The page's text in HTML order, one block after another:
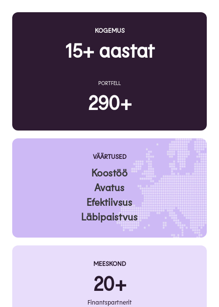
KOGEMUS
15+ aastat
PORTFELL
290+
VÄÄRTUSED
Koostöö
Avatus
Efektiivsus
Läbipaistvus
MEESKOND
20+
Finantspartnerit